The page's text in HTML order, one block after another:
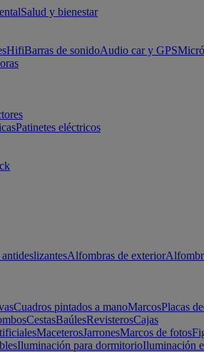
Salud y bienestar
HifiBarras de sonidoAudio car y GPS
Patinetes eléctricos
Alfombras de exterior
Cuadros pintados a manoMarcosPlacas
CestasBaúlesRevisterosCajas
MaceterosJarronesMarcos de fotos
Iluminación para dormitorioIluminación